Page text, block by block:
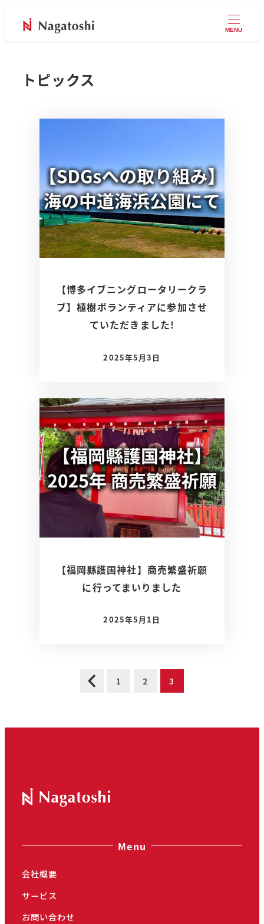
MENU
トピックス
【博多イブニングロータリークラ
ブ】植樹ボランティアに参加させ
ていただきました!
2025年5月3日
【福岡縣護国神社】商売繁盛祈願
に行ってまいりました
2025年5月1日
の
ー
ジ
1 2 3
Menu
会社概要
サービス
お問い合わせ